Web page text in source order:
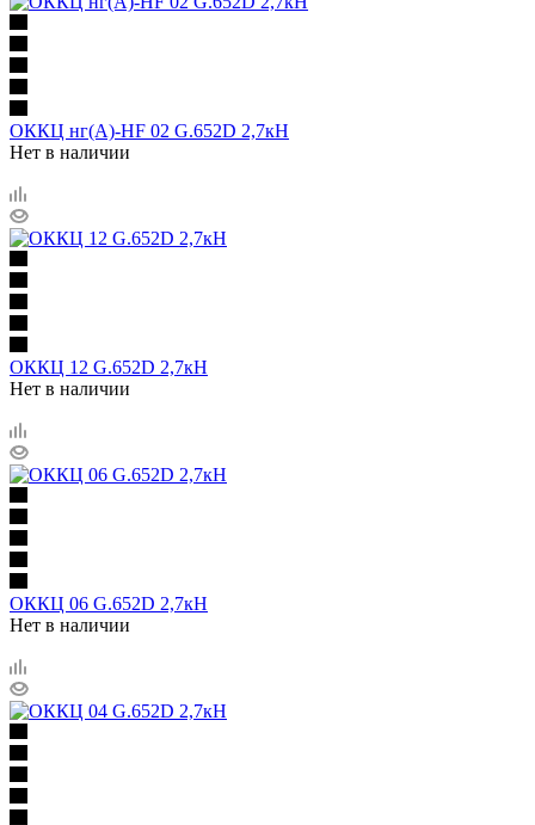
ОККЦ нг(А)-HF 02 G.652D 2,7кН
Нет в наличии
ОККЦ 12 G.652D 2,7кН
Нет в наличии
ОККЦ 06 G.652D 2,7кН
Нет в наличии